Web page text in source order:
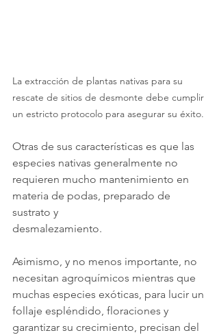
La extracción de plantas nativas para su
rescate de sitios de desmonte debe cumplir
un estricto protocolo para asegurar su éxito.
Otras de sus características es que las
especies nativas generalmente no
requieren mucho mantenimiento en
materia de podas, preparado de
sustrato y
desmalezamiento.
Asimismo, y no menos importante, no
necesitan agroquímicos mientras que
muchas especies exóticas, para lucir un
follaje espléndido, floraciones y
garantizar su crecimiento, precisan del